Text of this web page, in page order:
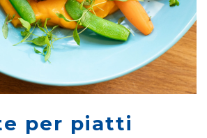
per piatti